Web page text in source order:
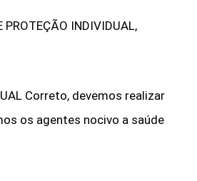
INDIVIDUAL,
Correto, devemos realizar
os agentes nocivo a saúde